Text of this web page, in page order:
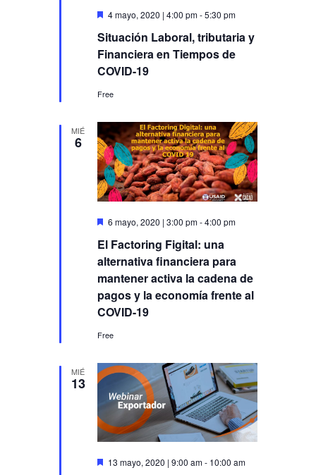
Destacado
4 mayo, 2020 | 4:00 pm-5:30 pm
Situación Laboral, tributaria y
Financiera en Tiempos de
COVID-19
Free
MIÉ
6
Destacado
6 mayo, 2020 | 3:00 pm-4:00 pm
El Factoring Figital: una
alternativa financiera para
mantener activa la cadena de
pagos y la economía frente al
COVID-19
Free
MIÉ
13
Destacado
13 mayo, 2020 | 9:00 am- 10:00 am